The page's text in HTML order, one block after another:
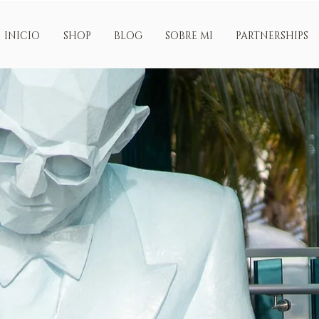
INICIO SHOP BLOG SOBRE MI PARTNERSHIPS